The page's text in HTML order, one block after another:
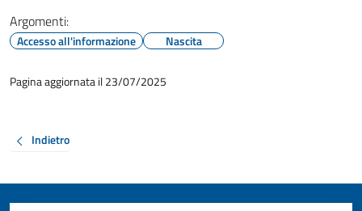
Argomenti:
Accesso all'informazione Nascita
Pagina aggiornata il 23/07/2025
Indietro